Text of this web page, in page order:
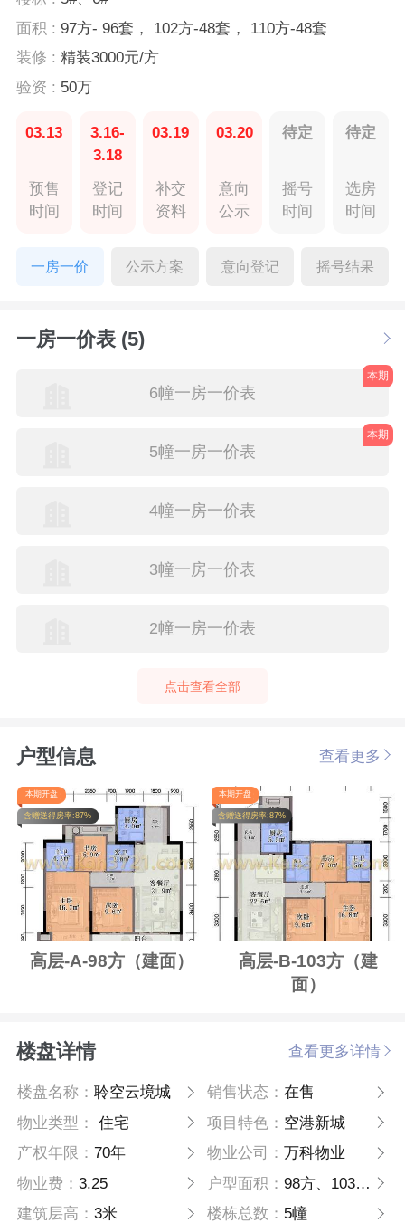
面积 : 97方- 96套， 102方-48套， 110方-48套
装修 : 精装3000元/方
验资 : 50万
03.13
预售
时间
3.16-
3.18
登记
时间
03.19
补交
资料
03.20
意向
公示
待定
摇号
时间
待定
选房
时间
一房一价 公示方案 意向登记 摇号结果
一房一价表 (5)
6幢一房一价表
本期
5幢一房一价表
本期
4幢一房一价表
3幢一房一价表
2幢一房一价表
点击查看全部
户型信息 查看更多
本期开盘
含赠送得房率:87%
高层-A-98方（建面）
本期开盘
含赠送得房率:87%
高层-B-103方（建
面）
楼盘详情 查看更多详情
楼盘名称：聆空云境城 销售状态： 在售
物业类型：
住宅 项目特色： 空港新城
产权年限：70年 物业公司： 万科物业
物业费：3.25 户型面积： 98方、103方、110方
建筑层高：3米 楼栋总数： 5幢